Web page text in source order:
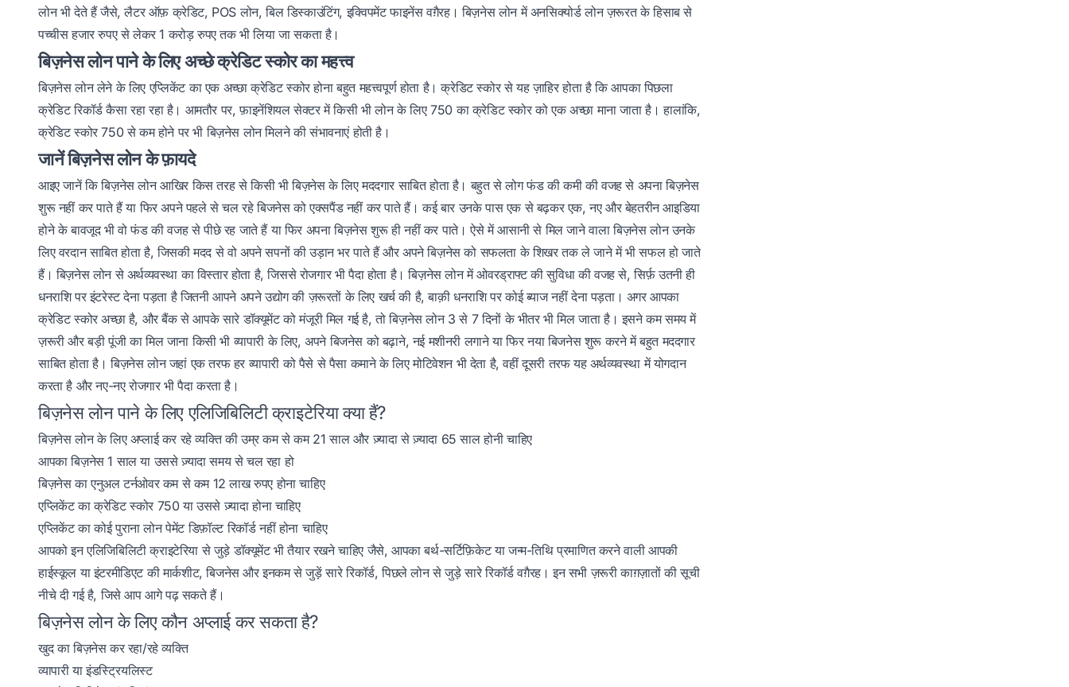
लोन भी देते हैं जैसे, लैटर ऑफ़ क्रेडिट, POS लोन, बिल डिस्काउंटिंग, इक्विपमेंट फाइनेंस वग़ैरह। बिज़नेस लोन में अनसिक्योर्ड लोन ज़रूरत के हिसाब से
पच्चीस हजार रुपए से लेकर 1 करोड़ रुपए तक भी लिया जा सकता है।
बिज़नेस लोन पाने के लिए अच्छे क्रेडिट स्कोर का महत्त्व
बिज़नेस लोन लेने के लिए एप्लिकेंट का एक अच्छा क्रेडिट स्कोर होना बहुत महत्त्वपूर्ण होता है। क्रेडिट स्कोर से यह ज़ाहिर होता है कि आपका पिछला
क्रेडिट रिकॉर्ड कैसा रहा रहा है। आमतौर पर, फ़ाइनेंशियल सेक्टर में किसी भी लोन के लिए 750 का क्रेडिट स्कोर को एक अच्छा माना जाता है। हालांकि,
क्रेडिट स्कोर 750 से कम होने पर भी बिज़नेस लोन मिलने की संभावनाएं होती है।
जानें बिज़नेस लोन के फ़ायदे
आइए जानें कि बिज़नेस लोन आखिर किस तरह से किसी भी बिज़नेस के लिए मददगार साबित होता है। बहुत से लोग फंड की कमी की वजह से अपना बिज़नेस
शुरू नहीं कर पाते हैं या फिर अपने पहले से चल रहे बिजनेस को एक्सपैंड नहीं कर पाते हैं। कई बार उनके पास एक से बढ़कर एक, नए और बेहतरीन आइडिया
होने के बावजूद भी वो फंड की वजह से पीछे रह जाते हैं या फिर अपना बिज़नेस शुरू ही नहीं कर पाते। ऐसे में आसानी से मिल जाने वाला बिज़नेस लोन उनके
लिए वरदान साबित होता है, जिसकी मदद से वो अपने सपनों की उड़ान भर पाते हैं और अपने बिज़नेस को सफलता के शिखर तक ले जाने में भी सफल हो जाते
हैं। बिज़नेस लोन से अर्थव्यवस्था का विस्तार होता है, जिससे रोजगार भी पैदा होता है। बिज़नेस लोन में ओवरड्राफ्ट की सुविधा की वजह से, सिर्फ़ उतनी ही
धनराशि पर इंटरेस्ट देना पड़ता है जितनी आपने अपने उद्योग की ज़रूरतों के लिए खर्च की है, बाक़ी धनराशि पर कोई ब्याज नहीं देना पड़ता। अगर आपका
क्रेडिट स्कोर अच्छा है, और बैंक से आपके सारे डॉक्यूमेंट को मंजूरी मिल गई है, तो बिज़नेस लोन 3 से 7 दिनों के भीतर भी मिल जाता है। इसने कम समय में
ज़रूरी और बड़ी पूंजी का मिल जाना किसी भी व्यापारी के लिए, अपने बिजनेस को बढ़ाने, नई मशीनरी लगाने या फिर नया बिजनेस शुरू करने में बहुत मददगार
साबित होता है। बिज़नेस लोन जहां एक तरफ हर व्यापारी को पैसे से पैसा कमाने के लिए मोटिवेशन भी देता है, वहीं दूसरी तरफ यह अर्थव्यवस्था में योगदान
करता है और नए-नए रोजगार भी पैदा करता है।
बिज़नेस लोन पाने के लिए एलिजिबिलिटी क्राइटेरिया क्या हैं?
बिज़नेस लोन के लिए अप्लाई कर रहे व्यक्ति की उम्र कम से कम 21 साल और ज़्यादा से ज़्यादा 65 साल होनी चाहिए
आपका बिज़नेस 1 साल या उससे ज़्यादा समय से चल रहा हो
बिज़नेस का एनुअल टर्नओवर कम से कम 12 लाख रुपए होना चाहिए
एप्लिकेंट का क्रेडिट स्कोर 750 या उससे ज़्यादा होना चाहिए
एप्लिकेंट का कोई पुराना लोन पेमेंट डिफ़ॉल्ट रिकॉर्ड नहीं होना चाहिए
आपको इन एलिजिबिलिटी क्राइटेरिया से जुड़े डॉक्यूमेंट भी तैयार रखने चाहिए जैसे, आपका बर्थ-सर्टिफ़िकेट या जन्म-तिथि प्रमाणित करने वाली आपकी
हाईस्कूल या इंटरमीडिएट की मार्कशीट, बिजनेस और इनकम से जुड़ें सारे रिकॉर्ड, पिछले लोन से जुड़े सारे रिकॉर्ड वग़ैरह। इन सभी ज़रूरी काग़ज़ातों की सूची
नीचे दी गई है, जिसे आप आगे पढ़ सकते हैं।
बिज़नेस लोन के लिए कौन अप्लाई कर सकता है?
खुद का बिज़नेस कर रहा/रहे व्यक्ति
व्यापारी या इंडस्ट्रियलिस्ट